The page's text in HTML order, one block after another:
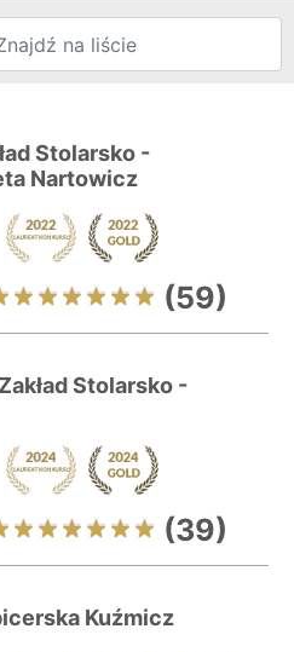
Stolarsko -
Nartowicz
(59)
Stolarsko -
(39)
Kuźmicz